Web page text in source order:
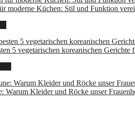
moderne Küchen: Stil und Funktion
5 vegetarischen koreanischen Gerichte
Warum Kleider und Röcke unser